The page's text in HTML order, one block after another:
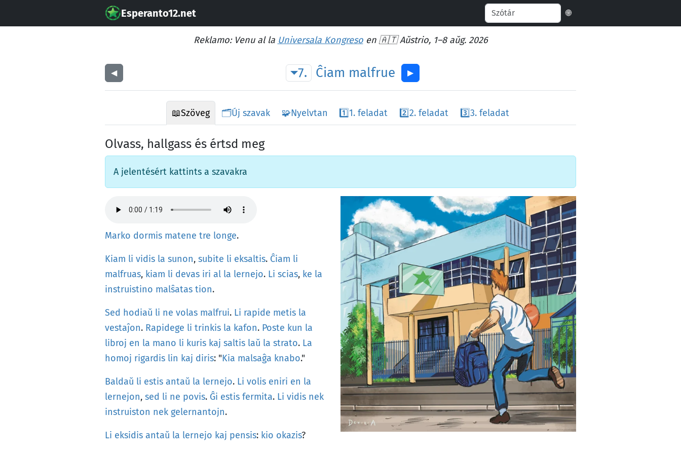
Esperanto12.net 🌐
Reklamo: Venu al la Universala Kongresoen 🇦🇹 Aŭstrio, 1–8 aŭg. 2026
◀︎ 7. Ĉiam malfrue ▶︎
📖Szöveg 🗂️Új szavak 🧩Nyelvtan 1️⃣1. feladat 2️⃣2. feladat 3️⃣3. feladat
Olvass, hallgass és értsd meg
A jelentésért kattints a szavakra
Marko dormis matene tre longe.
Kiam li vidis la sunon, subite li eksaltis. Ĉiam li
malfruas, kiam li devas iri al la lernejo. Li scias, ke la
instruistino malŝatas tion.
Sed hodiaŭ li ne volas malfrui. Li rapide metis la
vestaĵon. Rapidege li trinkis la kafon. Poste kun la
libroj en la mano li kuris kaj saltis laŭ la strato. La
homoj rigardis lin kaj diris: "Kia malsaĝa knabo."
Baldaŭ li estis antaŭ la lernejo. Li volis eniri en la
lernejon, sed li ne povis. Ĝi estis fermita. Li vidis nek
instruiston nek gelernantojn.
Li eksidis antaŭ la lernejo kaj pensis: kio okazis?